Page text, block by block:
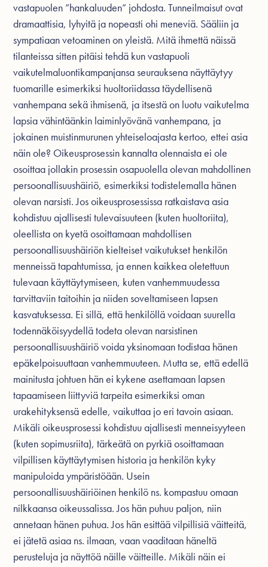
vastapuolen ”hankaluuden” johdosta. Tunneilmaisut ovat
dramaattisia, lyhyitä ja nopeasti ohi meneviä. Sääliin ja
sympatiaan vetoaminen on yleistä. Mitä ihmettä näissä
tilanteissa sitten pitäisi tehdä kun vastapuoli
vaikutelmaluontikampanjansa seurauksena näyttäytyy
tuomarille esimerkiksi huoltoriidassa täydellisenä
vanhempana sekä ihmisenä, ja itsestä on luotu vaikutelma
lapsia vähintäänkin laiminlyövänä vanhempana, ja
jokainen muistinmurunen yhteiseloajasta kertoo, ettei asia
näin ole? Oikeusprosessin kannalta olennaista ei ole
osoittaa jollakin prosessin osapuolella olevan mahdollinen
persoonallisuushäiriö, esimerkiksi todistelemalla hänen
olevan narsisti. Jos oikeusprosessissa ratkaistava asia
kohdistuu ajallisesti tulevaisuuteen (kuten huoltoriita),
oleellista on kyetä osoittamaan mahdollisen
persoonallisuushäiriön kielteiset vaikutukset henkilön
menneissä tapahtumissa, ja ennen kaikkea oletettuun
tulevaan käyttäytymiseen, kuten vanhemmuudessa
tarvittaviin taitoihin ja niiden soveltamiseen lapsen
kasvatuksessa. Ei sillä, että henkilöllä voidaan suurella
todennäköisyydellä todeta olevan narsistinen
persoonallisuushäiriö voida yksinomaan todistaa hänen
epäkelpoisuuttaan vanhemmuuteen. Mutta se, että edellä
mainitusta johtuen hän ei kykene asettamaan lapsen
tapaamiseen liittyviä tarpeita esimerkiksi oman
urakehityksensä edelle, vaikuttaa jo eri tavoin asiaan.
Mikäli oikeusprosessi kohdistuu ajallisesti menneisyyteen
(kuten sopimusriita), tärkeätä on pyrkiä osoittamaan
vilpillisen käyttäytymisen historia ja henkilön kyky
manipuloida ympäristöään. Usein
persoonallisuushäiriöinen henkilö ns. kompastuu omaan
nilkkaansa oikeussalissa. Jos hän puhuu paljon, niin
annetaan hänen puhua. Jos hän esittää vilpillisiä väitteitä,
ei jätetä asiaa ns. ilmaan, vaan vaaditaan häneltä
perusteluja ja näyttöä näille väitteille. Mikäli näin ei